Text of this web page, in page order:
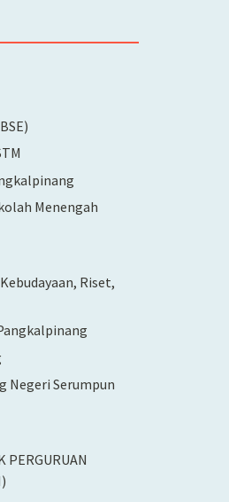
Menengah
Riset,
Negeri Serumpun
PERGURUAN